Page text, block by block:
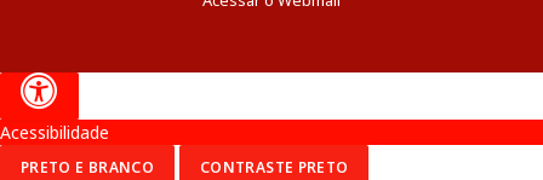
Acessibilidade
PRETO E BRANCO CONTRASTE PRETO